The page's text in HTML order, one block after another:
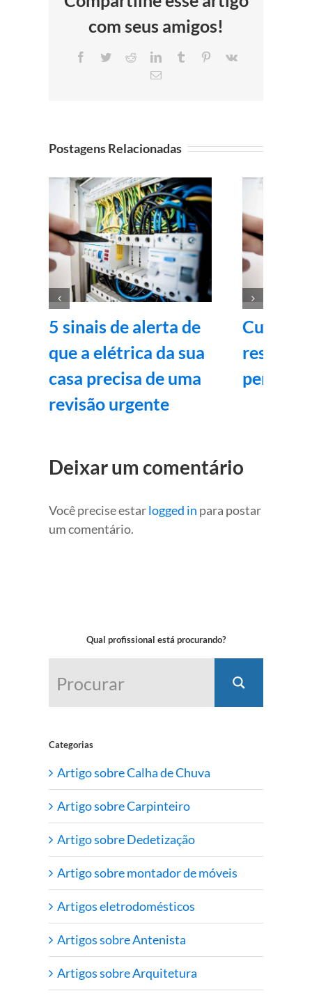
com seus amigos!
Facebook
TwitterRedditLinkedInTumblr Pinterest
Vk
E-
Postagens Relacionadas
5 sinais de alerta de
que a elétrica da sua
casa precisa de uma
revisão urgente
Curso
pena? 9
Deixar um comentário
Você precise estarlogged in para postar
um comentário.
Qual profissional está procurando?
Categorias
Artigo sobre Calha de Chuva
Artigo sobre Carpinteiro
Artigo sobre Dedetização
Artigo sobre montador de móveis
Artigos eletrodomésticos
Artigos sobre Antenista
Artigos sobre Arquitetura